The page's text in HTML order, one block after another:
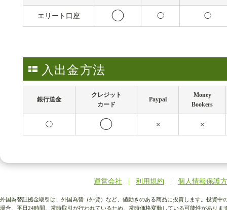
エリート口座 ◯ ◯ ◯
入出金方法
銀行送金
クレジット
カード
Paypal
Money
Bookers
◯ ◯ × ×
運営会社 利用規約 個人情報保護
外国為替証拠金取引は、外国為替（外貨）など、値動きのある商品に投資します。投資
場合、平日24時間、常時取引が行われているため、常時価格変動している可能性があり